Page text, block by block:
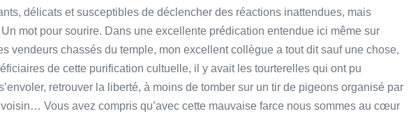
délicats et susceptibles de déclencher des réactions inattendues, mais
mot pour sourire. Dans une excellente prédication entendue ici même sur
vendeurs chassés du temple, mon excellent collègue a tout dit sauf une chose,
de cette purification cultuelle, il y avait les tourterelles qui ont pu
retrouver la liberté, à moins de tomber sur un tir de pigeons organisé par
Vous avez compris qu’avec cette mauvaise farce nous sommes au cœur